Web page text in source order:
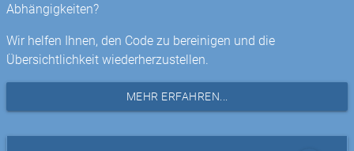
Abhängigkeiten?
Wir helfen Ihnen, den Code zu bereinigen und die
Übersichtlichkeit wiederherzustellen.
MEHR ERFAHREN...